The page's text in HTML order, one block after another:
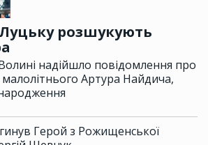
розшукують
надійшло повідомлення про
Артура Найдича,
Герой з Рожищенської